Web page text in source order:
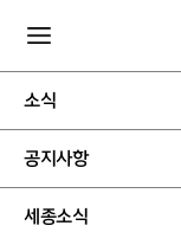
소식
공지사항
세종소식